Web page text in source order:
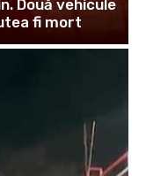
Două vehicule
fi mort